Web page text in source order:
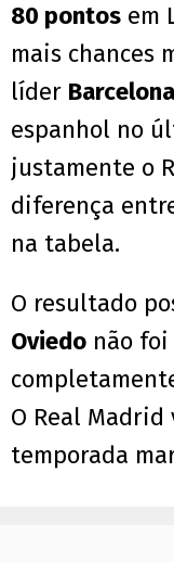
80 pontos em
mais chances
líder Barcelona
espanhol no
justamente o
diferença
na tabela.
O resultado
Oviedo não
O Real
temporada